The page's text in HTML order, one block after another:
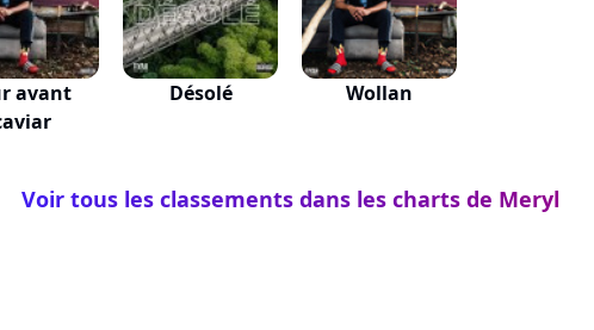
avant
Désolé Wollan
Voir tous les classements dans les charts de Meryl